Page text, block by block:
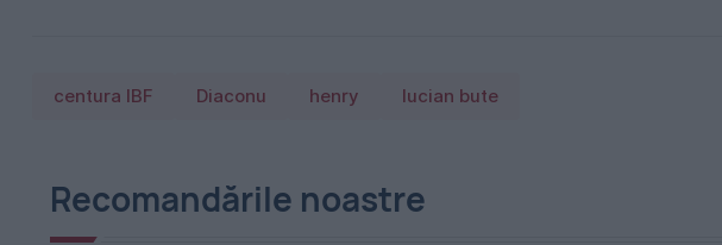
centura IBF Diaconu henry lucian bute
Recomandările noastre